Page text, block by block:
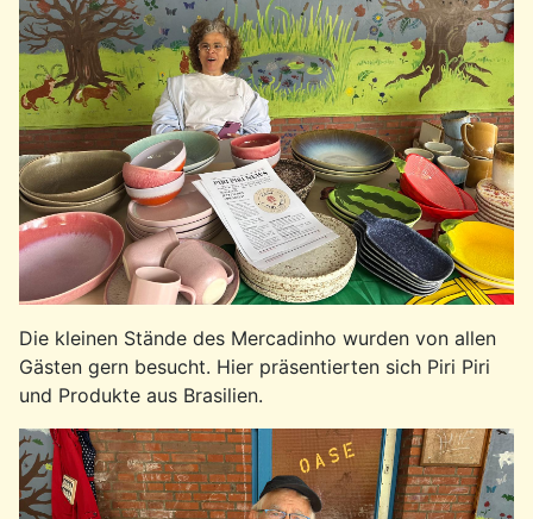
Die kleinen Stände des Mercadinho wurden von allen
Gästen gern besucht. Hier präsentierten sich Piri Piri
und Produkte aus Brasilien.